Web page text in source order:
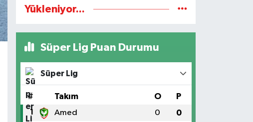
Yükleniyor...
Süper Lig Puan Durumu
Süper Lig
# Takım O P
1 Amed 0 0